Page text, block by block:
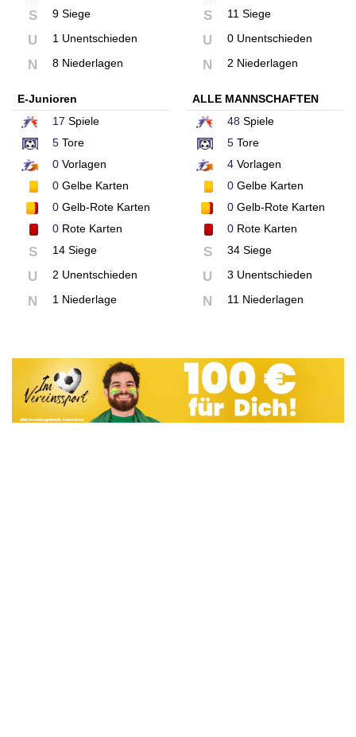
S 9 Siege
U 1 Unentschieden
N 8 Niederlagen
S 11 Siege
U 0 Unentschieden
N 2 Niederlagen
E-Junioren
17 Spiele
5 Tore
0 Vorlagen
0 Gelbe Karten
0 Gelb-Rote Karten
0 Rote Karten
S 14 Siege
U 2 Unentschieden
N 1 Niederlage
ALLE MANNSCHAFTEN
48 Spiele
5Tore
4Vorlagen
0Gelbe Karten
0Gelb-Rote Karten
0Rote Karten
S 34 Siege
U 3 Unentschieden
N 11 Niederlagen